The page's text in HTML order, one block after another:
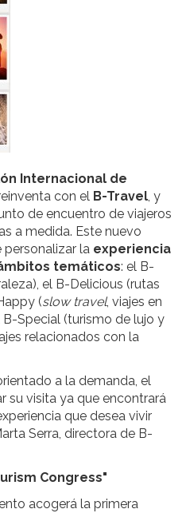
Internacional de
con el B-Travel, y
de encuentro de viajeros
a medida. Este nuevo
la experiencia
temáticos: el B-
el B-Delicious (rutas
(slow travel, viajes en
Special (turismo de lujo y
relacionados con la
a la demanda, el
su visita ya que encontrará
que desea vivir
Serra, directora de B-
Congress"
acogerá la primera